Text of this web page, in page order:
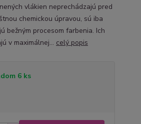
vlákien neprechádzajú pred
chemickou úpravou, sú iba
bežným procesom farbenia. Ich
v maximálnej... celý popis
6 ks